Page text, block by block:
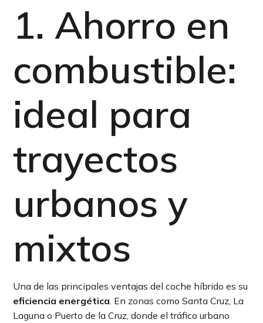
1. Ahorro en
combustible:
ideal para
trayectos
urbanos y
mixtos
Una de las principales ventajas del coche híbrido es su
eficiencia energética . En zonas como Santa Cruz, La
Laguna o Puerto de la Cruz, donde el tráfico urbano